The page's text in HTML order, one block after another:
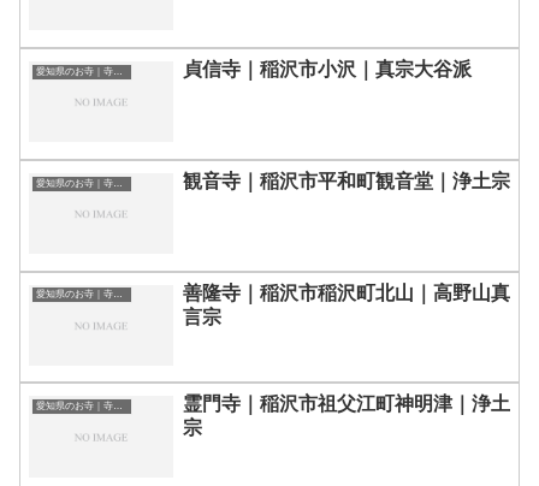
愛知県のお寺｜寺院一覧 貞信寺｜稲沢市小沢｜真宗大谷派
愛知県のお寺｜寺院一覧 観音寺｜稲沢市平和町観音堂｜浄土宗
愛知県のお寺｜寺院一覧
善隆寺｜稲沢市稲沢町北山｜高野山真
言宗
愛知県のお寺｜寺院一覧
霊門寺｜稲沢市祖父江町神明津｜浄土
宗